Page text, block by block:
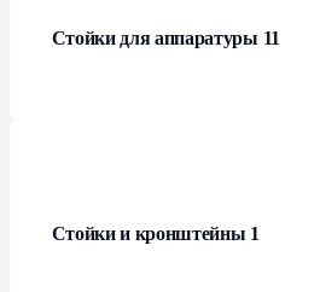
Стойки для аппаратуры 11
Стойки и кронштейны 1